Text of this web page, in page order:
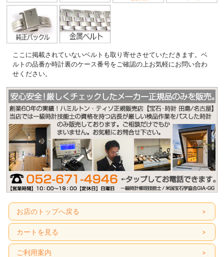
ここに掲載されていないベルトも取り寄せさせていただきます。ベ
ルトの品番か時計裏のケース番号をご確認の上お気軽にお問い合わ
せください。
お店のトップへ戻る
カートを見る
ご利用案内